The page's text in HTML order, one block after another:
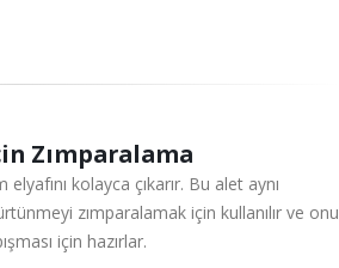
Zımparalama
kolayca çıkarır. Bu alet aynı
zımparalamak için kullanılır ve onu
için hazırlar.